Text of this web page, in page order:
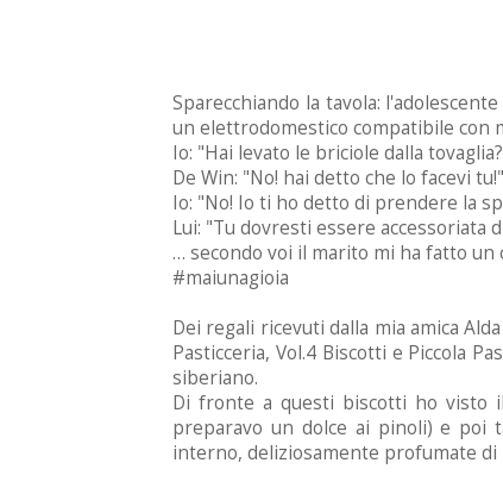
Sparecchiando la tavola:
un elettrodomestico compatibile con
Io: "Hai levato le briciole dalla
De Win: "No! hai detto che lo facevi tu!"
Io: "No! Io ti ho detto di prendere la
Lui: "Tu dovresti essere accessoriata
… secondo voi il marito mi ha fatto un
#maiunagioia
Dei regali ricevuti dalla mia amica
Pasticceria, Vol.4 Biscotti e Piccola
siberiano.
Di fronte a questi biscotti ho visto
preparavo un dolce ai pinoli) e poi
interno, deliziosamente profumate